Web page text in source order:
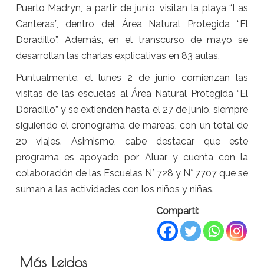
Puerto Madryn, a partir de junio, visitan la playa “Las
Canteras”, dentro del Área Natural Protegida “El
Doradillo”. Además, en el transcurso de mayo se
desarrollan las charlas explicativas en 83 aulas.
Puntualmente, el lunes 2 de junio comienzan las
visitas de las escuelas al Área Natural Protegida “El
Doradillo” y se extienden hasta el 27 de junio, siempre
siguiendo el cronograma de mareas, con un total de
20 viajes. Asimismo, cabe destacar que este
programa es apoyado por Aluar y cuenta con la
colaboración de las Escuelas N° 728 y N° 7707 que se
suman a las actividades con los niños y niñas.
Compartí:
Más Leidos